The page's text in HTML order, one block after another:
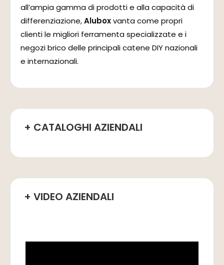
all’ampia gamma di prodotti e alla capacità di
differenziazione,Aluboxvanta come propri
clienti le migliori ferramenta specializzate e i
negozi brico delle principali catene DIY nazionali
e internazionali.
+ CATALOGHI AZIENDALI
+ VIDEO AZIENDALI